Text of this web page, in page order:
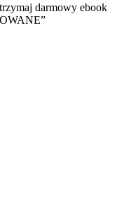
darmowy ebook